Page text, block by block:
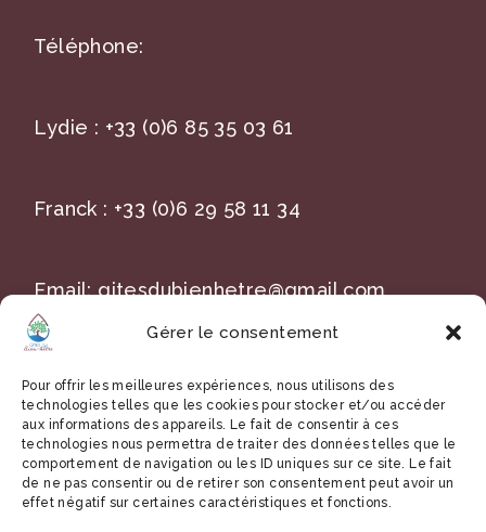
Gérer le consentement
Pour offrir les meilleures expériences, nous utilisons des
technologies telles que les cookies pour stocker et/ou accéder
aux informations des appareils. Le fait de consentir à ces
technologies nous permettra de traiter des données telles que le
comportement de navigation ou les ID uniques sur ce site. Le fait
de ne pas consentir ou de retirer son consentement peut avoir un
effet négatif sur certaines caractéristiques et fonctions.
Téléphone:
Lydie : +33 (0)6 85 35 03 61
Franck : +33 (0)6 29 58 11 34
Email:gitesdubienhetre@gmail.com
Title
A : 54 rue de l’orée du bois
59230 Saint-Amand-Les-Eaux,